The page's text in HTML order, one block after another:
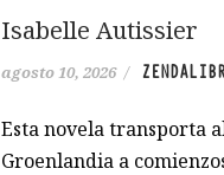
Isabelle Autissier
agosto 10, 2026 /
Esta novela transporta
Groenlandia a